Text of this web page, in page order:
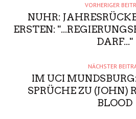
VORHERIGER
NUHR:
ERSTEN:
DARF..."
NÄCHSTER
IM UCI
SPRÜCHE ZU (JOHN)
BLOOD